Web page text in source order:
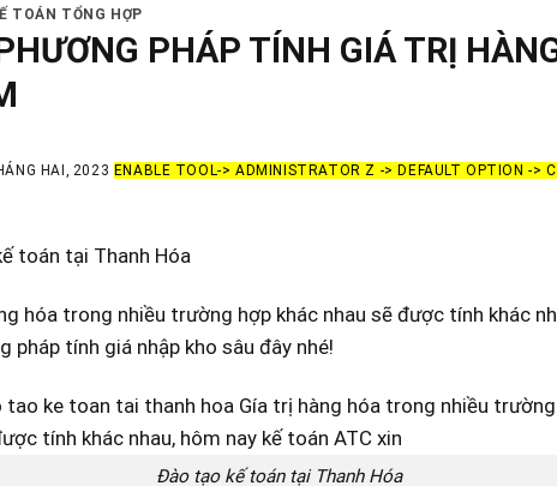
TOÁN TỔNG HỢP
PHÁP TÍNH GIÁ TRỊ
HAI, 2023 ENABLE TOOL-> ADMINISTRATOR Z -> DEFAULT OPTION ->
toán tại Thanh Hóa
hóa trong nhiều trường hợp khác nhau sẽ được tính khác
pháp tính giá nhập kho sâu đây nhé!
Đào tạo kế toán tại Thanh Hóa